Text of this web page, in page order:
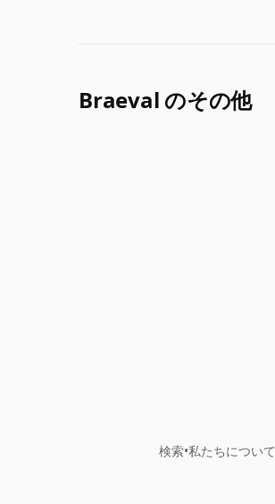
Braeval のその他
検索•私たちについて